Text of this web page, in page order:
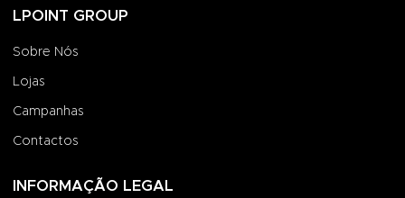
LPOINT GROUP
Sobre Nós
Lojas
Campanhas
Contactos
INFORMAÇÃO LEGAL